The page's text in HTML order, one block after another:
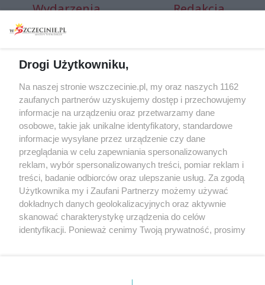
Wydarzenia
Koncerty
Spacery i oprowadzania
targi
Wernisaże
Więcej
Redakcja
Redakcja
Specjalny koncert z okazji
20. urodzin portalu
wSzczecinie.pl
Regulamin konkursów
śniadaniówka "Hej
Szczecin! Jest piątek!"
Partnerzy
Drogi Użytkowniku,
Na naszej stronie wszczecinie.pl, my oraz naszych 1162
zaufanych partnerów uzyskujemy dostęp i przechowujemy
informacje na urządzeniu oraz przetwarzamy dane
osobowe, takie jak unikalne identyfikatory, standardowe
informacje wysyłane przez urządzenie czy dane
przeglądania w celu zapewniania spersonalizowanych
reklam, wybór spersonalizowanych treści, pomiar reklam i
treści, badanie odbiorców oraz ulepszanie usług. Za zgodą
Użytkownika my i Zaufani Partnerzy możemy używać
dokładnych danych geolokalizacyjnych oraz aktywnie
skanować charakterystykę urządzenia do celów
identyfikacji. Ponieważ cenimy Twoją prywatność, prosimy
prywatności znajdujący się w lewym dolnym rogu strony